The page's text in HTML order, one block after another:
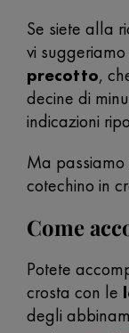
Se siete alla
vi
precotto,
decine di
indicazioni
Ma
cotechino in
Come
Potete
crosta con le
degli